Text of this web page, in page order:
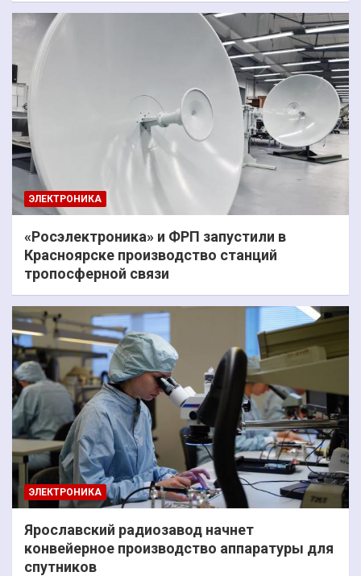
ЭЛЕКТРОНИКА
«Росэлектроника» и ФРП запустили в
Красноярске производство станций
тропосферной связи
ЭЛЕКТРОНИКА
Ярославский радиозавод начнет
конвейерное производство аппаратуры для
спутников